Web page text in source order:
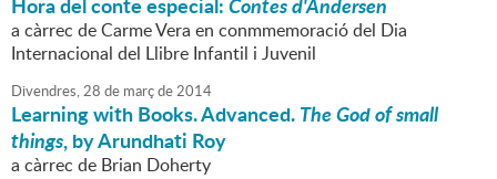
Hora del conte especial:Contes d'Andersen
a càrrec de Carme Vera en conmmemoració del Dia
Internacional del Llibre Infantil i Juvenil
Divendres,28 de marçde2014
Learning with Books. Advanced.The God of small
things, by Arundhati Roy
a càrrec de Brian Doherty